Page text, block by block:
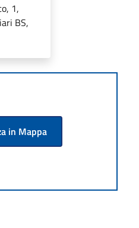
1,
BS,
in Mappa